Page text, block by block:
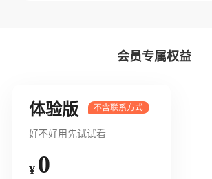
会员专属权益
体验版
好不好用先试试看
¥ 0